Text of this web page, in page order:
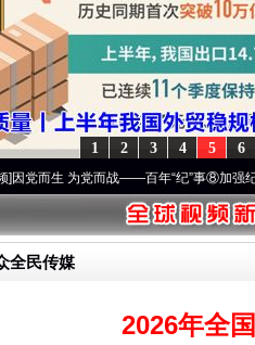
6
5
4
3
2
1
战——百年“纪”事⑧加强纪律..·[视频]牢记
全民传媒
2026年全